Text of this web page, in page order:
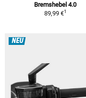
Bremshebel 4.0
89,99 €1
NEU